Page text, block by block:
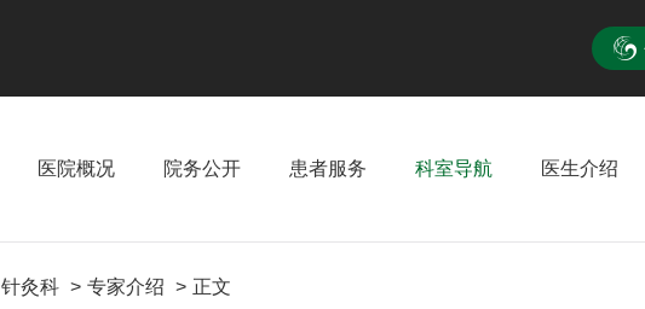
医院概况 院务公开 患者服务 科室导航 医生介绍
针灸科 专家介绍 正文